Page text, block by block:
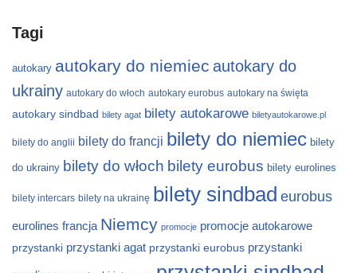
Tagi
autokary autokary do niemiec autokary do
ukrainy autokary do włoch autokary eurobus autokary na święta
autokary sindbad bilety agat bilety autokarowe biletyautokarowe.pl
bilety do anglii bilety do francji bilety do niemiec bilety
do ukrainy bilety do włoch bilety eurobus bilety eurolines
bilety intercars bilety na ukrainę bilety sindbad eurobus
eurolines francja Niemcy promocje promocje autokarowe
przystanki przystanki agat przystanki eurobus przystanki